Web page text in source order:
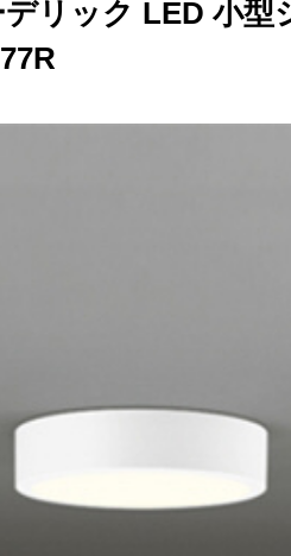
リック LED 小型